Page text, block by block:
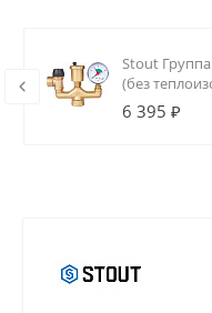
Stout Группа
(без
6 395 ₽